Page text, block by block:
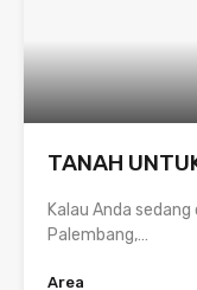
TANAH
Kalau Anda
Palembang,…
Area